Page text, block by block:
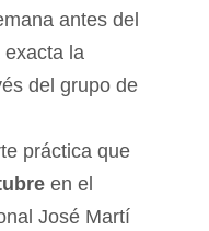
antes del
exacta la
del grupo de
práctica que
en el
José Martí